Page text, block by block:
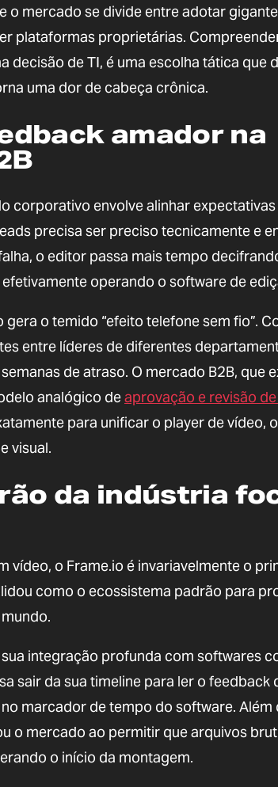
o mercado se divide entre adotar
plataformas proprietárias.
decisão de TI, é uma escolha tática que
uma dor de cabeça crônica.
amador na
corporativo envolve alinhar
precisa ser preciso tecnicamente e
o editor passa mais tempo
operando o software de
o temido “efeito telefone sem fio”.
entre líderes de diferentes
de atraso. O mercado B2B, que
analógico deaprovação e revisão
para unificar o player de vídeo,
visual.
da indústria
vídeo, o Frame.io é invariavelmente o
como o ecossistema padrão para
integração profunda com softwares
sair da sua timeline para ler o
marcador de tempo do software. Além
o mercado ao permitir que arquivos
o início da montagem.